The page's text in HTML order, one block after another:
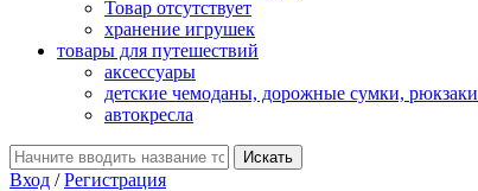
Товар отсутствует
хранение игрушек
товары для путешествий
аксессуары
детские чемоданы, дорожные сумки, рюкзаки
автокресла
Вход /Регистрация